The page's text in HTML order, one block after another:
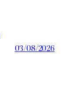
03/08/2026